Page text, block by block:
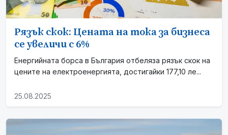
Рязък скок: Цената на тока за бизнеса
се увеличи с 6%
Енергийната борса в България отбеляза рязък скок на
цените на електроенергията, достигайки 177,10 ле...
25.08.2025